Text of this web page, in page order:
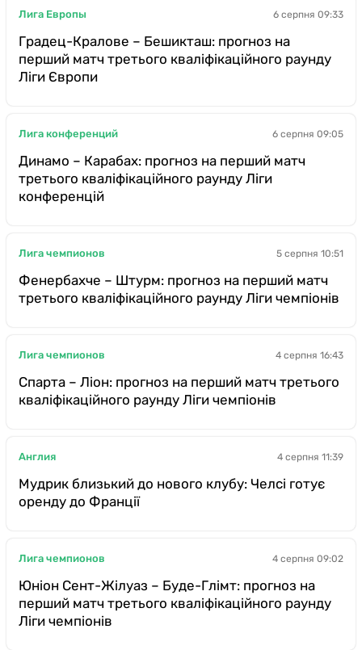
Лига Европы 6 серпня 09:33
Градец-Кралове – Бешикташ: прогноз на
перший матч третього кваліфікаційного раунду
Ліги Європи
Лига конференций 6 серпня 09:05
Динамо – Карабах: прогноз на перший матч
третього кваліфікаційного раунду Ліги
конференцій
Лига чемпионов 5 серпня 10:51
Фенербахче – Штурм: прогноз на перший матч
третього кваліфікаційного раунду Ліги чемпіонів
Лига чемпионов 4 серпня 16:43
Спарта – Ліон: прогноз на перший матч третього
кваліфікаційного раунду Ліги чемпіонів
Англия 4 серпня 11:39
Мудрик близький до нового клубу: Челсі готує
оренду до Франції
Лига чемпионов 4 серпня 09:02
Юніон Сент-Жілуаз – Буде-Глімт: прогноз на
перший матч третього кваліфікаційного раунду
Ліги чемпіонів